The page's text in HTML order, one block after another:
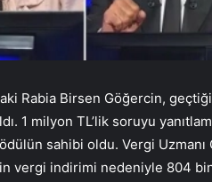
Rabia Birsen Göğercin,
1 milyon TL’lik soruyu
sahibi oldu. Vergi Uzmanı
vergi indirimi nedeniyle 804